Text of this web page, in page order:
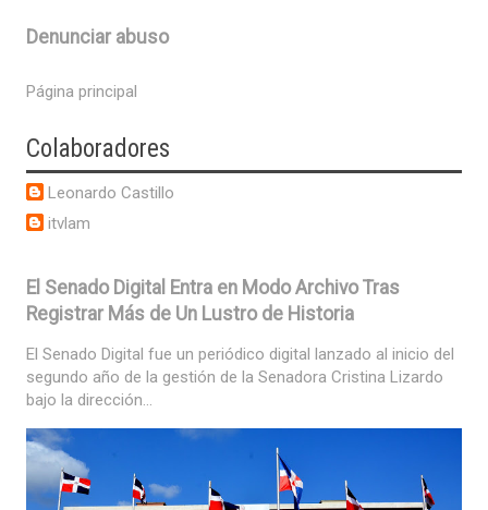
Denunciar abuso
Página principal
Colaboradores
Leonardo Castillo
itvlam
El Senado Digital Entra en Modo Archivo Tras
Registrar Más de Un Lustro de Historia
El Senado Digital fue un periódico digital lanzado al inicio del
segundo año de la gestión de la Senadora Cristina Lizardo
bajo la dirección...